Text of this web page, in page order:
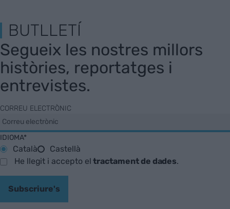
BUTLLETÍ
Segueix les nostres millors
històries, reportatges i
entrevistes.
CORREU ELECTRÒNIC
IDIOMA*
Català
Castellà
He llegit i accepto eltractament de dades.
Subscriure's